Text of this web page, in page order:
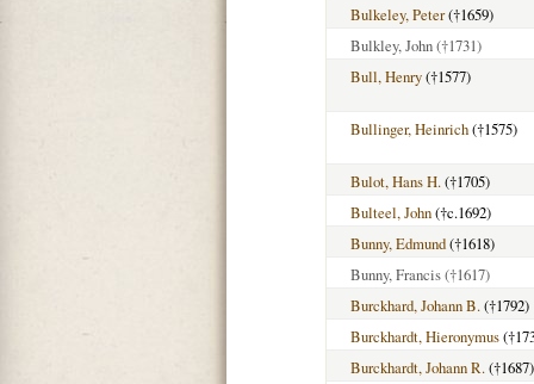
Bulkeley, Peter(†1659)
Bulkley, John(†1731)
Bull, Henry(†1577)
Bullinger, Heinrich(†1575)
Bulot, Hans H.(†1705)
Bulteel, John(†c.1692)
Bunny, Edmund(†1618)
Bunny, Francis(†1617)
Burckhard, Johann B.(†1792)
Burckhardt, Hieronymus
Burckhardt, Johann R.(†1687)